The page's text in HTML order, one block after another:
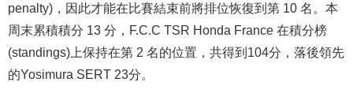
penalty)，因此才能在比賽結束前將排位恢復到第 10 名。本
周末累積積分 13 分，F.C.C TSR Honda France 在積分榜
(standings)上保持在第 2 名的位置，共得到104分，落後領先
的Yosimura SERT 23分。